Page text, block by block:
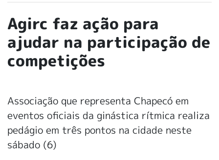
Agirc faz ação para
ajudar na participação de
competições
Associação que representa Chapecó em
eventos oficiais da ginástica rítmica realiza
pedágio em três pontos na cidade neste
sábado (6)